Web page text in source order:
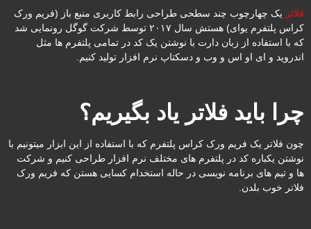
فلاتر یک چهارچوب چند سطحی طراحی رابط کاربری منبع باز (فریم ورک
کراس پلتفرم یوای) هستش سال ۲۰۱۷ توسط شرکت گوگل رونمایی شد
که با استفاده از زبان دارت با نوشتن یک کد در تمامی پلتفرم ها مثل
اندروید و ای او اس و وب و دسکتاپ نرم افزار تولید کنیم.
چرا باید فلاتر یاد بگیریم؟
چون فلاتر یک فریم ورک کراس پلتفرم که با استفاده از این ابزار میتونیم با
نوشتن یکباره کد در پلتفرم های مختلف نرم افزار طراحی کنیم و شرکت
ها و تیم های برنامه نویسی در حاله استخدام کسایی هستن که فریم ورک
فلاتر خوب بلدن.